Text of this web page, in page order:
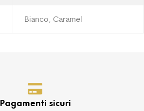
Bianco, Caramel
Pagamenti sicuri